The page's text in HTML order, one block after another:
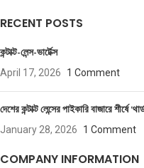
RECENT POSTS
কন্টাক্ট-লেন্স-ভার্টেক্স
April 17, 2026 1 Comment
দেশের কন্টাক্ট লেন্সের পাইকারি বাজারে
January 28, 2026 1 Comment
COMPANY INFORMATION